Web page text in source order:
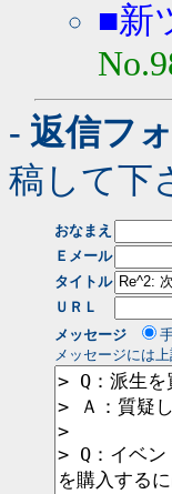
■新
- 返信フ
稿して下
おなまえ
Ｅメール
タイトル
ＵＲＬ
メッセージ
メッセージには